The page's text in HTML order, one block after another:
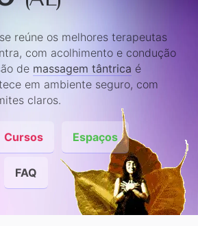
reúne os melhores terapeutas
com acolhimento e condução
de massagem tântrica é
em ambiente seguro, com
claros.
Cursos Espaços
FAQ